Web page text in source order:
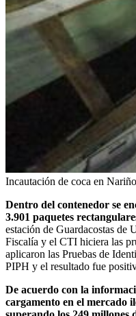
Incautación de coca en Nariño
Dentro del contenedor se
3.901 paquetes
estación de Guardacostas de
Fiscalía y el CTI hiciera las
aplicaron las Pruebas de
PIPH y el resultado fue
De acuerdo con la
cargamento en el mercado